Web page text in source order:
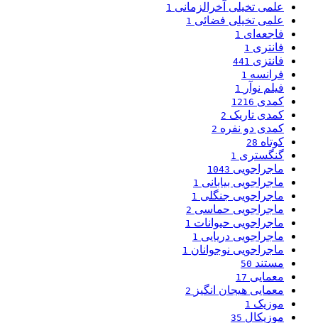
علمی تخیلی آخرالزمانی 1
علمی تخیلی فضائی 1
فاجعه‌ای 1
فانتری 1
فانتزی 441
فرانسه 1
فیلم نوآر 1
کمدی 1216
کمدی تاریک 2
کمدی دو نفره 2
کوتاه 28
گنگستری 1
ماجراجویی 1043
ماجراجویی بیابانی 1
ماجراجویی جنگلی 1
ماجراجویی حماسی 2
ماجراجویی حیوانات 1
ماجراجویی دریایی 1
ماجراجویی نوجوانان 1
مستند 50
معمایی 17
معمایی هیجان انگیز 2
موزیک 1
موزیکال 35